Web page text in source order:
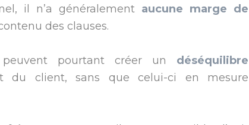
il n’a généralement aucune marge de
des clauses.
peuvent pourtant créer un déséquilibre
du client, sans que celui-ci en mesure